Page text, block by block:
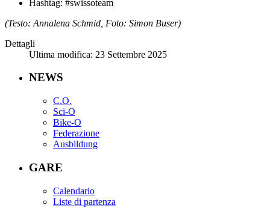
Hashtag: #swissoteam
(Testo: Annalena Schmid, Foto: Simon Buser)
Dettagli
Ultima modifica: 23 Settembre 2025
NEWS
C.O.
Sci-O
Bike-O
Federazione
Ausbildung
GARE
Calendario
Liste di partenza